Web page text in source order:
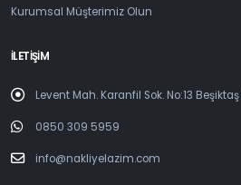
Kurumsal Müşterimiz Olun
İLETİŞİM
Levent Mah. Karanfil Sok. No:13
0850 309 5959
info@nakliyelazim.com